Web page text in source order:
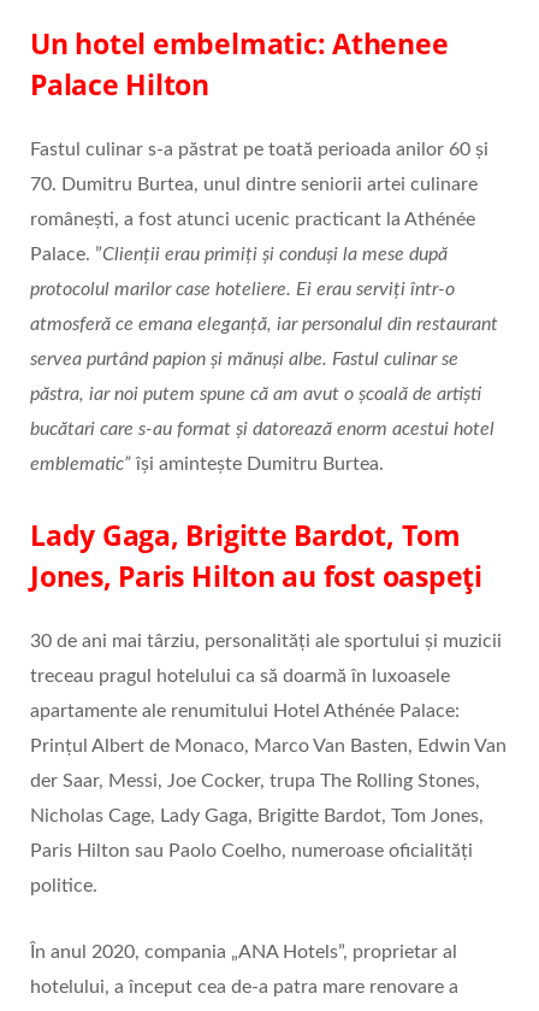
Un hotel embelmatic: Athenee
Palace Hilton
Fastul culinar s-a păstrat pe toată perioada anilor 60 și
70. Dumitru Burtea, unul dintre seniorii artei culinare
românești, a fost atunci ucenic practicant la Athénée
Palace. ”Clienții erau primiți și conduși la mese după
protocolul marilor case hoteliere. Ei erau serviți într-o
atmosferă ce emana eleganță, iar personalul din restaurant
servea purtând papion și mănuși albe. Fastul culinar se
păstra, iar noi putem spune că am avut o școală de artiști
bucătari care s-au format și datorează enorm acestui hotel
emblematic” își amintește Dumitru Burtea.
Lady Gaga, Brigitte Bardot, Tom
Jones, Paris Hilton au fost oaspeți
30 de ani mai târziu, personalități ale sportului și muzicii
treceau pragul hotelului ca să doarmă în luxoasele
apartamente ale renumitului Hotel Athénée Palace:
Prințul Albert de Monaco, Marco Van Basten, Edwin Van
der Saar, Messi, Joe Cocker, trupa The Rolling Stones,
Nicholas Cage, Lady Gaga, Brigitte Bardot, Tom Jones,
Paris Hilton sau Paolo Coelho, numeroase oficialități
politice.
În anul 2020, compania „ANA Hotels”, proprietar al
hotelului, a început cea de-a patra mare renovare a